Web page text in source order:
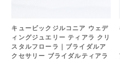
キュービックジルコニア ウェデ
ィングジュエリー ティアラ クリ
スタルフローラ｜ブライダルア
クセサリー ブライダルティアラ